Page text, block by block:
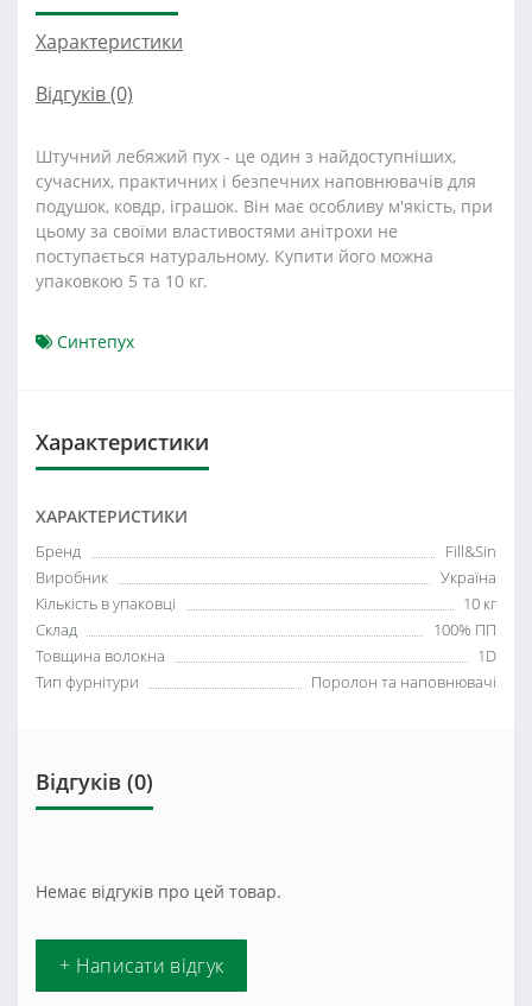
Характеристики
Відгуків (0)
Штучний лебяжий пух - це один з найдоступніших,
сучасних, практичних і безпечних наповнювачів для
подушок, ковдр, іграшок. Він має особливу м'якість, при
цьому за своїми властивостями анітрохи не
поступається натуральному. Купити його можна
упаковкою 5 та 10 кг.
Синтепух
Характеристики
ХАРАКТЕРИСТИКИ
Бренд
Fill&Sin
Виробник
Україна
Кількість в упаковці
10 кг
Склад
100% ПП
Товщина волокна
1D
Тип фурнітури
Поролон та наповнювачі
Відгуків (0)
Немає відгуків про цей товар.
+ Написати відгук